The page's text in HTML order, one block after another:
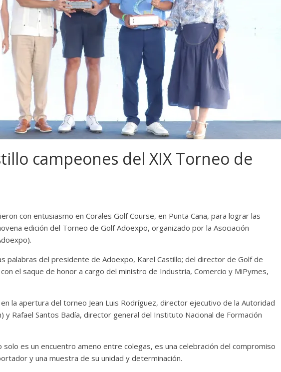
campeones del XIX Torneo de
con entusiasmo en Corales Golf Course, en Punta Cana, para lograr las
edición del Torneo de Golf Adoexpo, organizado por la Asociación
palabras del presidente de Adoexpo, Karel Castillo; del director de Golf de
el saque de honor a cargo del ministro de Industria, Comercio y MiPymes,
la apertura del torneo Jean Luis Rodríguez, director ejecutivo de la Autoridad
y Rafael Santos Badía, director general del Instituto Nacional de Formación
es un encuentro ameno entre colegas, es una celebración del compromiso
y una muestra de su unidad y determinación.